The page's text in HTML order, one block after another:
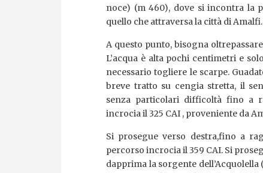
noce) (m 460), dove si incontra la
quello che attraversa la città di Amalfi.
A questo punto, bisogna
L’acqua è alta pochi centimetri e
necessario togliere le scarpe.
breve tratto su cengia stretta, il
senza particolari difficoltà fino a
incrocia il 325 CAI , proveniente da
Si prosegue verso destra,fino a
percorso incrocia il 359 CAI. Si
dapprima la sorgente